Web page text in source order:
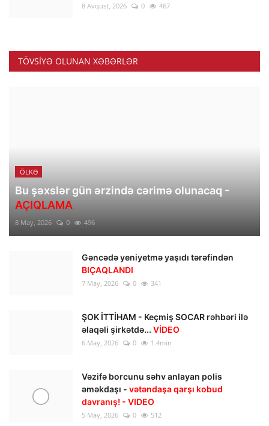
8 Avqust, 2026 0 467
TÖVSIYƏ OLUNAN XƏBƏRLƏR
ÖLKƏ
Bu şəxslər gün ərzində cərimə olunacaq -
AÇIQLAMA
8 May, 2026 0 496
Gəncədə yeniyetmə yaşıdı tərəfindən
BIÇAQLANDI
7 May, 2026 0 341
ŞOK İTTİHAM - Keçmiş SOCAR rəhbəri ilə
əlaqəli şirkətdə... VİDEO
6 May, 2026 0 1.4min
Vəzifə borcunu səhv anlayan polis
əməkdaşı - vətəndaşa qarşı kobud
davranış! - VIDEO
5 May, 2026 0 512